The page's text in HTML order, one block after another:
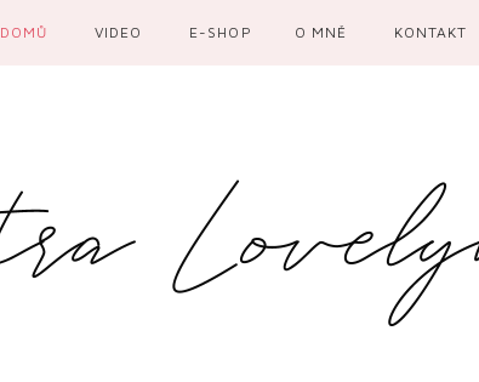
DOMŮ VIDEO E-SHOP O MNĚ KONTAKT